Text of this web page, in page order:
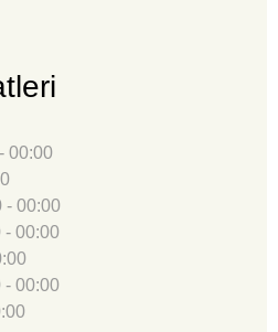
00:00
- 00:00
- 00:00
- 00:00